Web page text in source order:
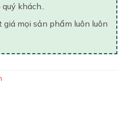
khách..
mọi sản phẩm luôn luôn